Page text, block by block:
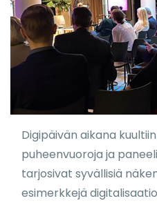
Digipäivän aikana
puheenvuoroja ja
tarjosivat syvällisiä
esimerkkejä